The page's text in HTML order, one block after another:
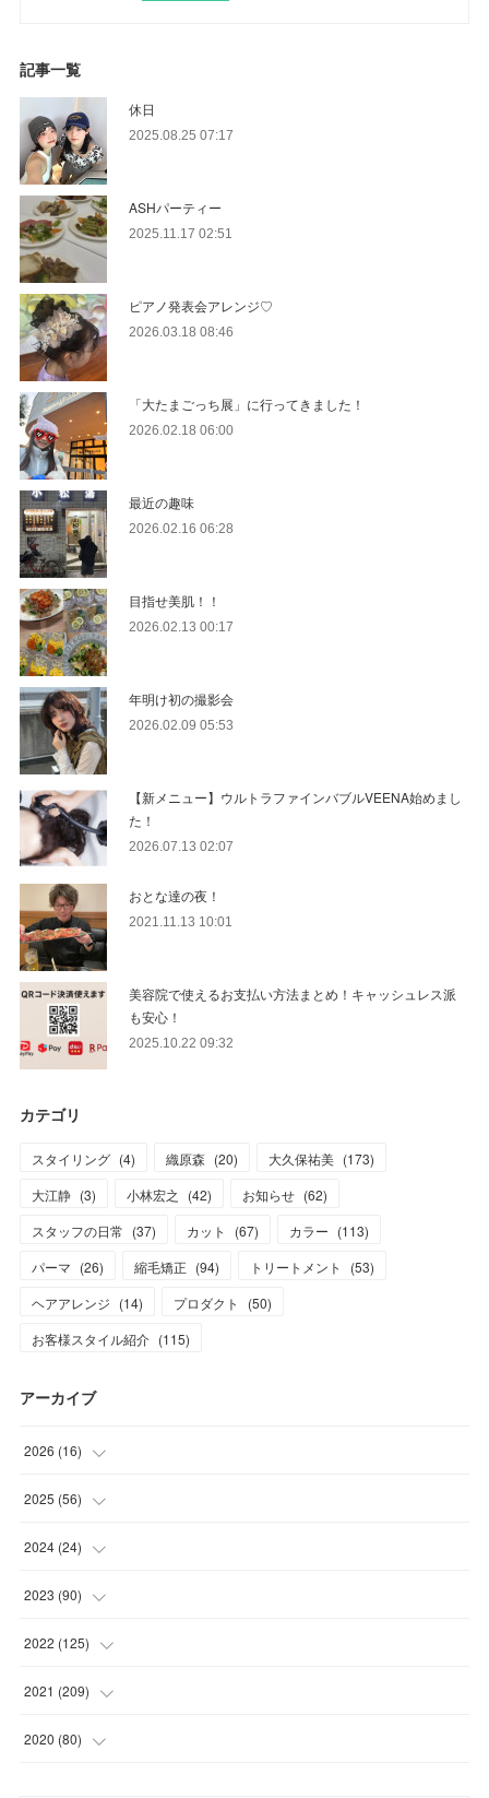
記事一覧
休日
2025.08.25 07:17
ASHパーティー
2025.11.17 02:51
ピアノ発表会アレンジ♡
2026.03.18 08:46
「大たまごっち展」に行ってきました！
2026.02.18 06:00
最近の趣味
2026.02.16 06:28
目指せ美肌！！
2026.02.13 00:17
年明け初の撮影会
2026.02.09 05:53
【新メニュー】ウルトラファインバブルVEENA始めまし
た！
2026.07.13 02:07
おとな達の夜！
2021.11.13 10:01
美容院で使えるお支払い方法まとめ！キャッシュレス派
も安心！
2025.10.22 09:32
カテゴリ
スタイリング (4) 織原森 (20) 大久保祐美 (173)
大江静 (3) 小林宏之 (42) お知らせ (62)
スタッフの日常 (37) カット (67) カラー (113)
パーマ (26) 縮毛矯正 (94) トリートメント (53)
ヘアアレンジ (14) プロダクト (50)
お客様スタイル紹介 (115)
アーカイブ
2026 (16)
(1
(1
(7
(7)
2025 (56)
(5
(11 )
(17
(15
2024 (24)
(1
(1)
(2)
(9
2023 (90)
(12
(17
(16
2022 (125)
(8)
(11 )
2021 (209)
(9
2020 (80)